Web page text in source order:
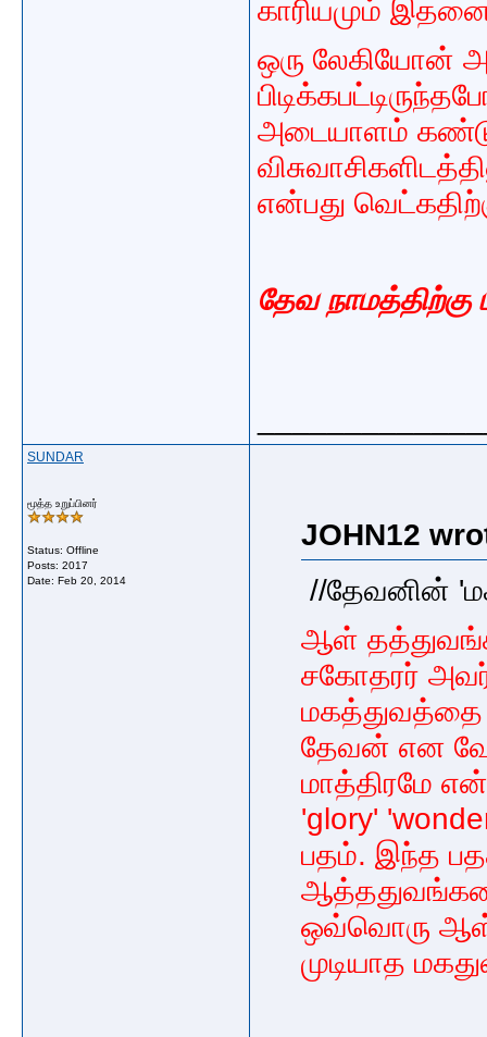
காரியமும்
ஒரு லேகியோன்
அடையாளம்
என்பது
தேவ
SUNDAR
மூத்த உறுப்பினர்
Status: Offline
Posts: 2017
Date: Feb 20, 2014
JOHN12
//தேவனின்
ஆள்
சகோதரர்
தேவன் என
மாத்திரமே
'glory'
பதம். இந்த
ஒவ்வொரு
முடியாத